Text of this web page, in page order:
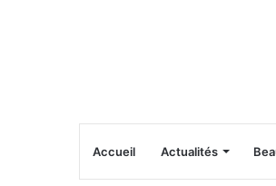
Accueil Actualités